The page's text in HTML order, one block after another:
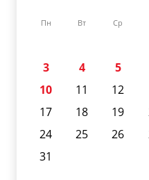
Пн Вт Ср
3
4 5
10
11 12
17
18 19
24
25 26
31